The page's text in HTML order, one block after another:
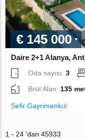
€ 145 000
Daire 2+1 Alanya,
Oda sayısı:3
Brüt Alan:135
Sefir Gayrimenkul
1 - 24 ‘dan 45933